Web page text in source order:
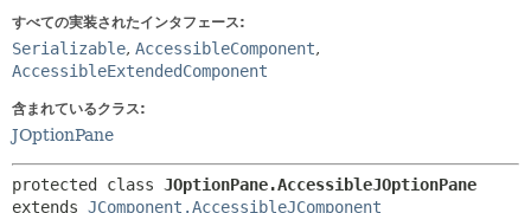
すべての実装されたインタフェース:
Serializable, AccessibleComponent,
AccessibleExtendedComponent
含まれているクラス:
JOptionPane
protected class JOptionPane.AccessibleJOptionPane
extends JComponent.AccessibleJComponent